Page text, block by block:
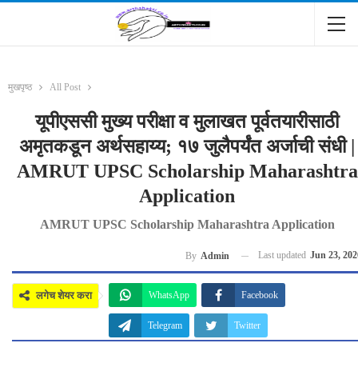
मुखपृष्ठ All Post
यूपीएससी मुख्य परीक्षा व मुलाखत पूर्वतयारीसाठी
अमृतकडून अर्थसहाय्य; १७ जुलैपर्यंत अर्जाची संधी |
AMRUT UPSC Scholarship Maharashtra
Application
AMRUT UPSC Scholarship Maharashtra Application
By Admin Last updated Jun 23,
लगेच शेयर करा WhatsApp Facebook
Telegram Twitter